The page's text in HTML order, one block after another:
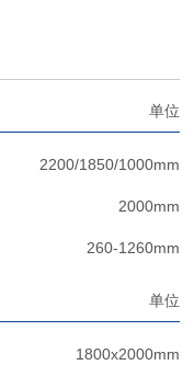
单位
2200/1850/1000mm
2000mm
260-1260mm
单位
1800x2000mm